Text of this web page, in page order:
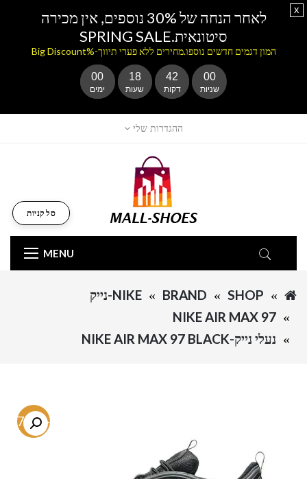
ההגדרות שלי
MENU
סל קניות
SHOP
BRAND
NIKE-נייק
NIKE AIR MAX 97
נעלי נייק-NIKE AIR MAX 97 BLACK
-57.6%
לאחר הנחה של 30% נוספים, אין מכירה
סיטונאית.SPRING SALE
המון דגמים חדשים נוספו.מחירים ללא פערי תיווך-%Big Discount
00
ימים
18
שעות
41
דקות
59
שניות
x